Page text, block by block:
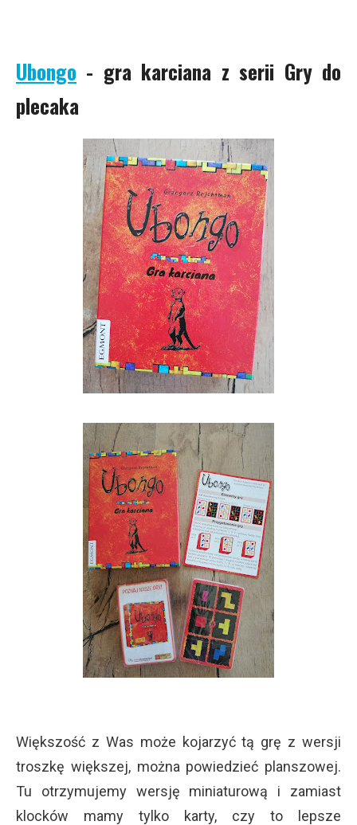
Ubongo - gra karciana z serii Gry do
plecaka
Większość z Was może kojarzyć tą grę z wersji
troszkę większej, można powiedzieć planszowej.
Tu otrzymujemy wersję miniaturową i zamiast
klocków mamy tylko karty, czy to lepsze